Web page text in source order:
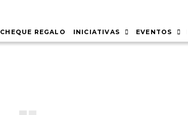
CHEQUE REGALO INICIATIVAS EVENTOS